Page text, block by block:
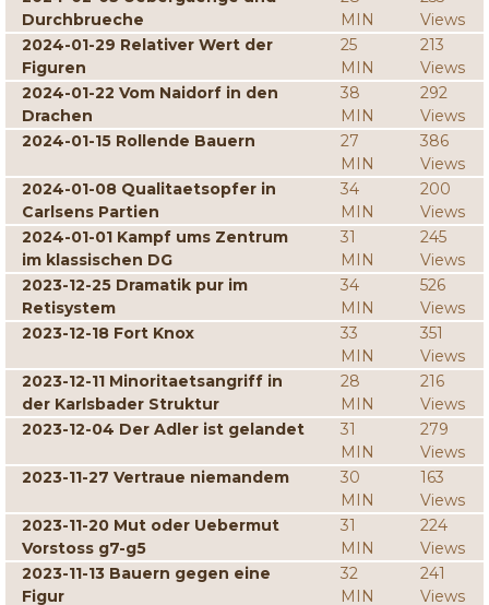
Durchbrueche
MIN
Views
2024-01-29 Relativer Wert der
Figuren
25
MIN
213
Views
2024-01-22 Vom Naidorf in den
Drachen
38
MIN
292
Views
2024-01-15 Rollende Bauern
27
MIN
386
Views
2024-01-08 Qualitaetsopfer in
Carlsens Partien
34
MIN
200
Views
2024-01-01 Kampf ums Zentrum
im klassischen DG
31
MIN
245
Views
2023-12-25 Dramatik pur im
Retisystem
34
MIN
526
Views
2023-12-18 Fort Knox
33
MIN
351
Views
2023-12-11 Minoritaetsangriff in
der Karlsbader Struktur
28
MIN
216
Views
2023-12-04 Der Adler ist gelandet
31
MIN
279
Views
2023-11-27 Vertraue niemandem
30
MIN
163
Views
2023-11-20 Mut oder Uebermut
Vorstoss g7-g5
31
MIN
224
Views
2023-11-13 Bauern gegen eine
Figur
32
MIN
241
Views